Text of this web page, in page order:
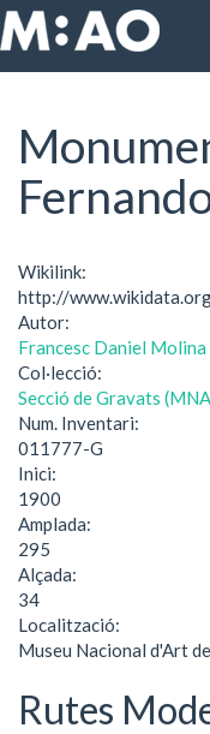
Vés al contingut
Inici Monumento
Wikilink:
http://
Autor:
Francesc Daniel Molina
Col·lecció:
Secció de Gravats
Num. Inventari:
011777-G
Inici:
1900
Amplada:
295
Alçada:
34
Localització:
Museu Nacional d'Art
Rutes